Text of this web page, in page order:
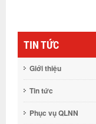
TIN TỨC
Giới thiệu
Tin tức
Phục vụ QLNN